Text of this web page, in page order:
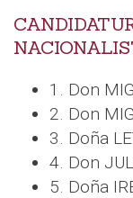
1. Don
2. Don
3. Doña
4. Don
5. Doña